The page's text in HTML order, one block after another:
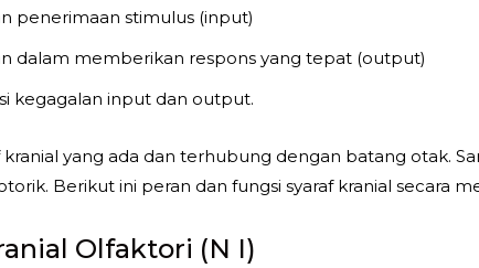
penerimaan stimulus (input)
dalam memberikan respons yang tepat (output)
kegagalan input dan output.
kranial yang ada dan terhubung dengan batang otak.
Berikut ini peran dan fungsi syaraf kranial secara
Olfaktori (N I)